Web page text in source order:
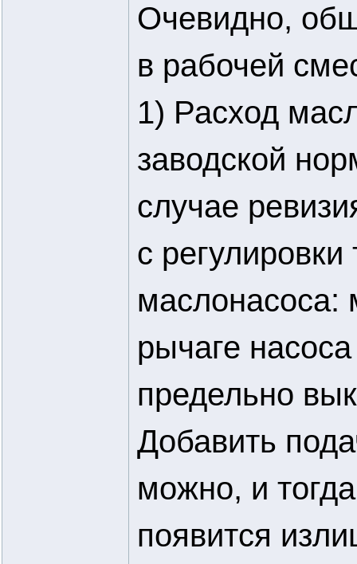
Очевидно,
в рабочей
1) Расход
заводской
случае
с
маслонасоса:
рычаге
предельно
Добавить
можно, и
появится